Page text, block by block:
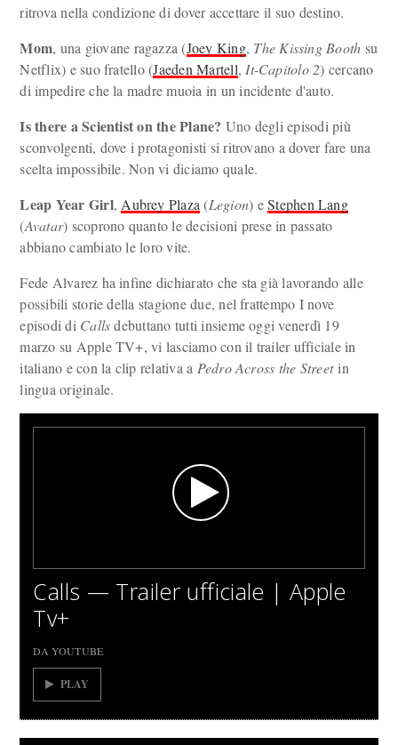
ritrova nella condizione di dover accettare il suo destino.
Mom, una giovane ragazza (Joey King, The Kissing Booth su
Netflix) e suo fratello (Jaeden Martell, It-Capitolo 2) cercano
di impedire che la madre muoia in un incidente d'auto.
Is there a Scientist on the Plane? Uno degli episodi più
sconvolgenti, dove i protagonisti si ritrovano a dover fare una
scelta impossibile. Non vi diciamo quale.
Leap Year Girl, Aubrey Plaza (Legion) eStephen Lang
(Avatar) scoprono quanto le decisioni prese in passato
abbiano cambiato le loro vite.
Fede Alvarez ha infine dichiarato che sta già lavorando alle
possibili storie della stagione due, nel frattempo I nove
episodi di Callsdebuttano tutti insieme oggi venerdì 19
marzo su Apple TV+, vi lasciamo con il trailer ufficiale in
italiano e con la clip relativa a Pedro Across the Streetin
lingua originale.
Calls — Trailer ufficiale | Apple
Tv+
DA YOUTUBE
PLAY